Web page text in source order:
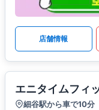
店舗情報
エニタイムフィ
細谷駅から車で10分